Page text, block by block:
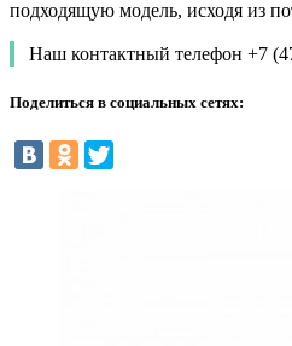
подходящую модель, исходя из
Наш контактный телефон +7
Поделиться в социальных сетях: